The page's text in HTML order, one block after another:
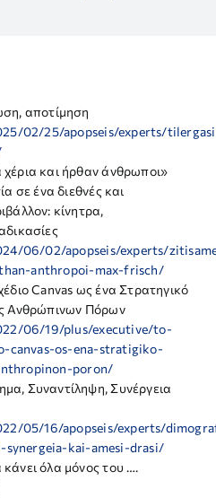
αποτίμηση
02/25/apopseis/experts/
και ήρθαν άνθρωποι»
σε ένα διεθνές και
κίνητρα,
06/02/apopseis/experts/
anthropoi-max-frisch/
Canvas ως ένα Στρατηγικό
Ανθρώπινων Πόρων
06/19/plus/executive/to-
canvas-os-ena-stratigiko-
poron/
Συναντίληψη, Συνέργεια
05/16/apopseis/experts/
kai-amesi-drasi/
όλα μόνος του ….